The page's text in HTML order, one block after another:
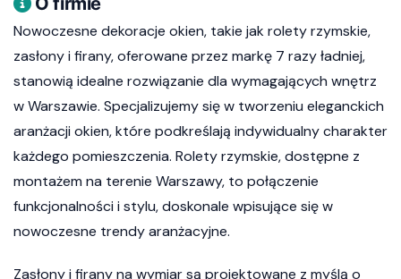
Nowoczesne dekoracje okien, takie jak rolety rzymskie,
zasłony i firany, oferowane przez markę 7 razy ładniej,
stanowią idealne rozwiązanie dla wymagających wnętrz
w Warszawie. Specjalizujemy się w tworzeniu eleganckich
aranżacji okien, które podkreślają indywidualny charakter
każdego pomieszczenia. Rolety rzymskie, dostępne z
montażem na terenie Warszawy, to połączenie
funkcjonalności i stylu, doskonale wpisujące się w
nowoczesne trendy aranżacyjne.
Zasłony i firany na wymiar są projektowane z myślą o